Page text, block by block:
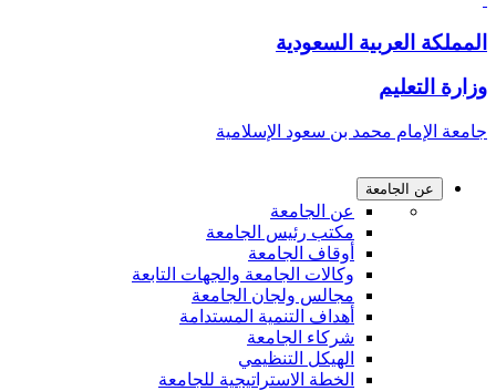
المملكة العربية السعودية
وزارة التعليم
جامعة الإمام محمد بن سعود الإسلامية
عن الجامعة
عن الجامعة
مكتب رئيس الجامعة
أوقاف الجامعة
وكالات الجامعة والجهات التابعة
مجالس ولجان الجامعة
أهداف التنمية المستدامة
شركاء الجامعة
الهيكل التنظيمي
الخطة الاستراتيجية للجامعة